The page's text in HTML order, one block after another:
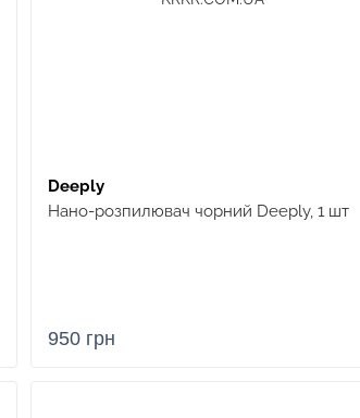
Deeply
Нано-розпилювач чорний Deeply, 1 шт
950 грн